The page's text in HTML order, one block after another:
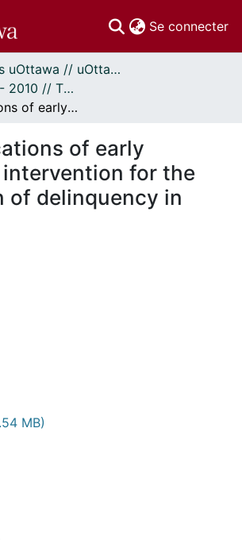
Se connecter
Thèses uOttawa // uOttawa Theses
Thèses, 1910 - 2010 // Theses, 1910 - 2010
The implications of early childhood intervention for the prevention of delinquency in Ottawa.
of early
for the
of delinquency in
MB)